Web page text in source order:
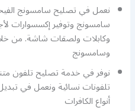
نعمل في تصليح سامسونج
سامسونج وتوفير إكسسوارات
وكابلات ولصقات شاشة. من
وسامسونج
نوفر في خدمة تصليح تلفون
تلفونات نسائية ونعمل في
أنواع الكافرات